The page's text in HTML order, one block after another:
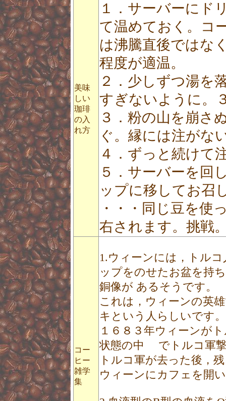
美味
しい
珈琲
の入
れ方
１．サーバーにド
て温めておく。コ
は沸騰直後ではな
程度が適温。
２．少しずつ湯を
すぎないように。
３．粉の山を崩さ
ぐ。縁には注がな
４．ずっと続けて
５．サーバーを回
ップに移してお召
・・・同じ豆を使
右されます。挑戦
コー
ヒー
雑学
集
1.ウィーンには，トル
ップをのせたお盆を持
銅像が あるそうです。
これは，ウィーンの英
キという人らしいです。
１６８３年ウィーンが
状態の中 でトルコ軍
トルコ軍が去った後，
ウィーンにカフェを開